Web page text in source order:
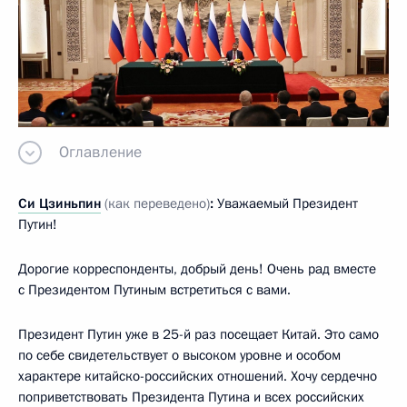
Оглавление
Си Цзиньпин (как переведено): Уважаемый Президент
Путин!
Дорогие корреспонденты, добрый день! Очень рад вместе
с Президентом Путиным встретиться с вами.
Президент Путин уже в 25-й раз посещает Китай. Это само
по себе свидетельствует о высоком уровне и особом
характере китайско-российских отношений. Хочу сердечно
поприветствовать Президента Путина и всех российских